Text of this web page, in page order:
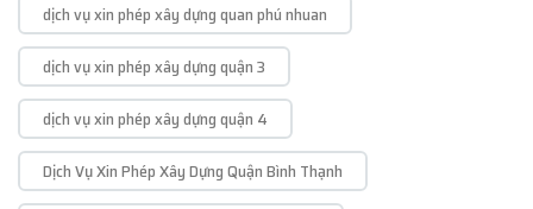
dịch vụ xin phép xây dựng quan phú nhuan
dịch vụ xin phép xây dựng quận 3
dịch vụ xin phép xây dựng quận 4
Dịch Vụ Xin Phép Xây Dựng Quận Bình Thạnh